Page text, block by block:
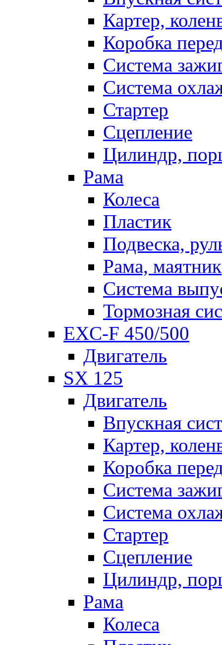
Картер,
Коробка
Система
Система
Стартер
Сцепление
Цилиндр,
Рама
Колеса
Пластик
Подвеска,
Рама, маятник
Система
Тормозная
EXC-F 450/500
Двигатель
SX 125
Двигатель
Впускная
Картер,
Коробка
Система
Система
Стартер
Сцепление
Цилиндр,
Рама
Колеса